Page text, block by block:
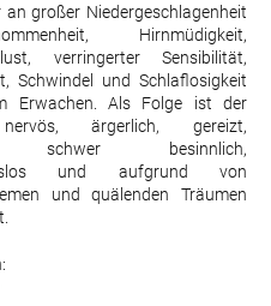
an großer Niedergeschlagenheit
Hirnmüdigkeit,
verringerter Sensibilität,
Schwindel und Schlaflosigkeit
Erwachen. Als Folge ist der
ärgerlich, gereizt,
schwer besinnlich,
und aufgrund von
und quälenden Träumen